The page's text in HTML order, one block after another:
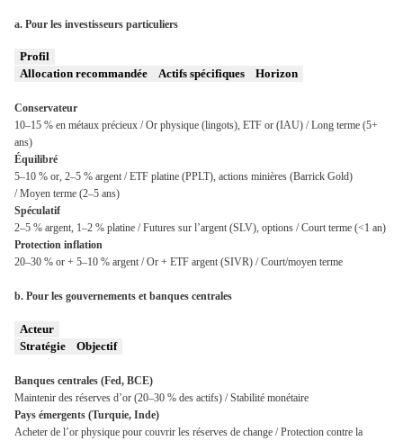
a. Pour les investisseurs particuliers
Profil
Allocation recommandée
Actifs spécifiques Horizon
Conservateur
10–15 % en métaux précieux /Or physique (lingots), ETF or (IAU) /Long terme (5+
ans)
Équilibré
5–10 % or, 2–5 % argent /ETF platine (PPLT), actions minières (Barrick Gold)
/Moyen terme (2–5 ans)
Spéculatif
2–5 % argent, 1–2 % platine /Futures sur l’argent (SLV), options /Court terme (<1 an)
Protection inflation
20–30 % or + 5–10 % argent /Or + ETF argent (SIVR) /Court/moyen terme
b. Pour les gouvernements et banques centrales
Acteur
Stratégie
Objectif
Banques centrales (Fed, BCE)
Maintenir des réserves d’or (20–30 % des actifs) /Stabilité monétaire
Pays émergents (Turquie, Inde)
Acheter de l’or physique pour couvrir les réserves de change /Protection contre la